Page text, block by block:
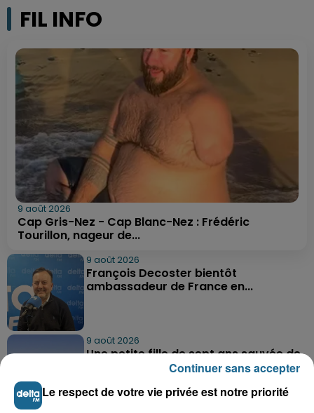
FIL INFO
9 août 2026
Cap Gris-Nez - Cap Blanc-Nez : Frédéric
Tourillon, nageur de...
9 août 2026
François Decoster bientôt
ambassadeur de France en...
9 août 2026
Une petite fille de sept ans sauvée de
la noyade à Berck-sur-Mer
Le respect de votre vie privée est notre priorité
Continuer sans accepter